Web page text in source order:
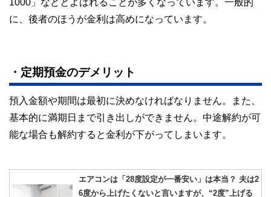
に、後者のほうが金利は高めになっています。
・定期預金のデメリット
預入金額や期間は最初に決めなければなりません。また、
基本的に満期日まで引き出しができません。中途解約が可
能な場合も解約すると金利が下がってしまいます。
エアコンは「28度設定が一番安い」は本当？ 夫は2
6度から上げたくないと言いますが、“2度”上げる